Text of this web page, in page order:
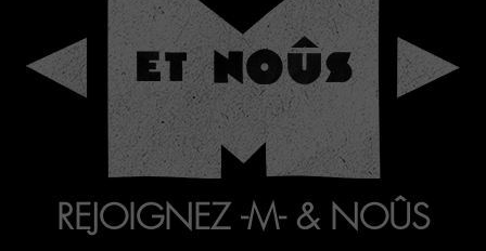
REJOIGNEZ -M- & NOÛS